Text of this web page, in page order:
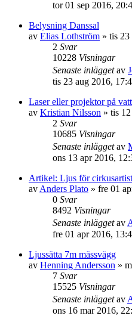
tor 01 sep 2016,
Belysning Danssal
av Elias Lothström » tis 23
2 Svar
10228 Visningar
Senaste inläggetav
tis 23 aug 2016,
Laser eller projektor på
av Kristian Nilsson » tis
2 Svar
10685 Visningar
Senaste inläggetav
ons 13 apr 2016,
Artikel: Ljus för
av Anders Plato » fre 01
0 Svar
8492 Visningar
Senaste inläggetav
fre 01 apr 2016,
Ljussätta 7m mässvägg
av Henning Andersson »
7 Svar
15525 Visningar
Senaste inläggetav
ons 16 mar 2016,